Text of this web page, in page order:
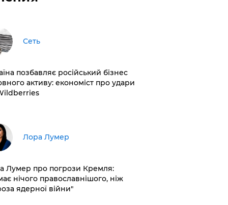
Сеть
позбавляє російський бізнес
активу: економіст про удари
​Лора Лумер
Лумер про погрози Кремля:
нічого православнішого, ніж
ядерної війни"